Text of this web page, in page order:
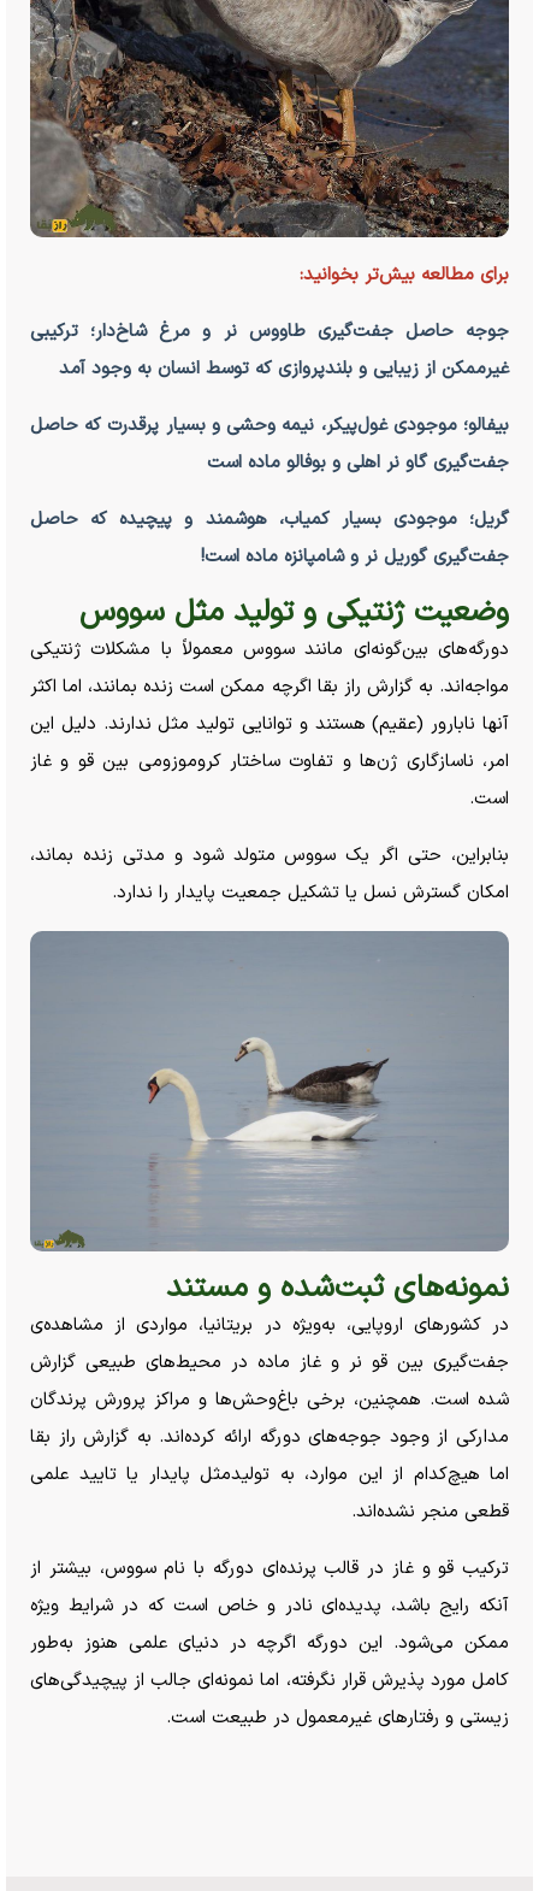
برای مطالعه بیش‌تر بخوانید:
جوجه حاصل جفت‌گیری طاووس نر و مرغ شاخ‌دار؛ ترکیبی
غیرممکن از زیبایی و بلندپروازی که توسط انسان به وجود آمد
بیفالو؛ موجودی غول‌پیکر، نیمه وحشی و بسیار پرقدرت که حاصل
جفت‌گیری گاو نر اهلی و بوفالو ماده است
گریل؛ موجودی بسیار کمیاب، هوشمند و پیچیده که حاصل
جفت‌گیری گوریل نر و شامپانزه ماده است!
وضعیت ژنتیکی و تولید مثل سووس
دورگه‌های بین‌گونه‌ای مانند سووس معمولاً با مشکلات ژنتیکی
مواجه‌اند. به گزارش راز بقا اگرچه ممکن است زنده بمانند، اما اکثر
آنها نابارور (عقیم) هستند و توانایی تولید مثل ندارند. دلیل این
امر، ناسازگاری ژن‌ها و تفاوت ساختار کروموزومی بین قو و غاز
است.
بنابراین، حتی اگر یک سووس متولد شود و مدتی زنده بماند،
امکان گسترش نسل یا تشکیل جمعیت پایدار را ندارد.
نمونه‌های ثبت‌شده و مستند
در کشور‌های اروپایی، به‌ویژه در بریتانیا، مواردی از مشاهده‌ی
جفت‌گیری بین قو نر و غاز ماده در محیط‌های طبیعی گزارش
شده است. همچنین، برخی باغ‌وحش‌ها و مراکز پرورش پرندگان
مدارکی از وجود جوجه‌های دورگه ارائه کرده‌اند. به گزارش راز بقا
اما هیچ‌کدام از این موارد، به تولیدمثل پایدار یا تایید علمی
قطعی منجر نشده‌اند.
ترکیب قو و غاز در قالب پرنده‌ای دورگه با نام سووس، بیشتر از
آنکه رایج باشد، پدیده‌ای نادر و خاص است که در شرایط ویژه
ممکن می‌شود. این دورگه اگرچه در دنیای علمی هنوز به‌طور
کامل مورد پذیرش قرار نگرفته، اما نمونه‌ای جالب از پیچیدگی‌های
زیستی و رفتار‌های غیرمعمول در طبیعت است.